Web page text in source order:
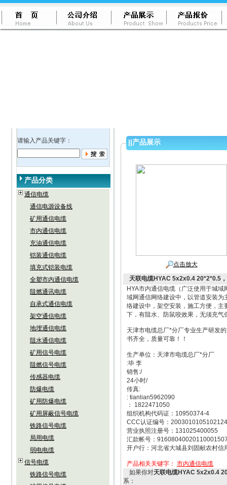
请输入产品关键字：
产品分类
通信电缆
通信电源设备线
矿用通信电缆
市内通信电缆
充油通信电缆
铠装通信电缆
填充式铠装电缆
全塑市内通信电缆
阻燃通讯电缆
自承式通信电缆
架空通信电缆
地埋通信电缆
阻水通信电缆
矿用信号电缆
阻燃信号电缆
传感器电缆
防爆电缆
矿用防爆电缆
矿用屏蔽信号电缆
铁路信号电缆
局用电缆
弱电电缆
信号电缆
铁路信号电缆
||产品展示
点击放大
天联电缆HYAC 5x2x0.4 20*2*0.5
HYA市内通信电缆（广泛使用于城
域网通信网络建设中，以管道安装
络建设中，架空安装，施工方便，
下，有阻水、防鼠咬效果，无须充气
天津市电缆总厂*分厂专业生产研发
书齐全，质量可靠！！
生产单位：天津市电缆总厂*分厂
:毕 李
销售:/
24小时/
传真:
: tianlian5962090
： 1822471050
组织机构代码证：10950374-4
CCC认证编号：2003010105102124
营业执照注册号：131025400055
汇款帐号：
开户行：河北省大城县刘固献农村信
产品相关关键字： 市内通信电缆
如果你对天联电缆HYAC 5x2x0.4
系：